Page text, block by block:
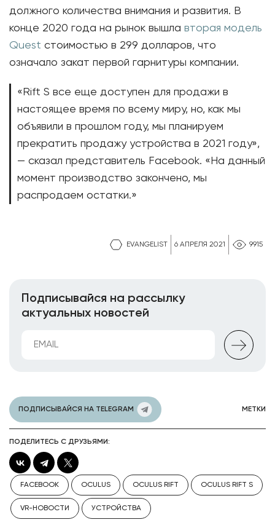
EVANGELIST 6 АПРЕЛЯ 2021 9915
должного количества внимания и развития. В
конце 2020 года на рынок вышла вторая модель
Quest стоимостью в 299 долларов, что
означало закат первой гарнитуры компании.
«Rift S все еще доступен для продажи в
настоящее время по всему миру, но, как мы
объявили в прошлом году, мы планируем
прекратить продажу устройства в 2021 году»,
— сказал представитель Facebook. «На данный
момент производство закончено, мы
распродаем остатки.»
Подписывайся на рассылку
актуальных новостей
ПОДПИСЫВАЙСЯ НА TELEGRAM МЕТКИ
ПОДЕЛИТЕСЬ С ДРУЗЬЯМИ:
FACEBOOK OCULUS OCULUS RIFT OCULUS RIFT S
VR-НОВОСТИ УСТРОЙСТВА